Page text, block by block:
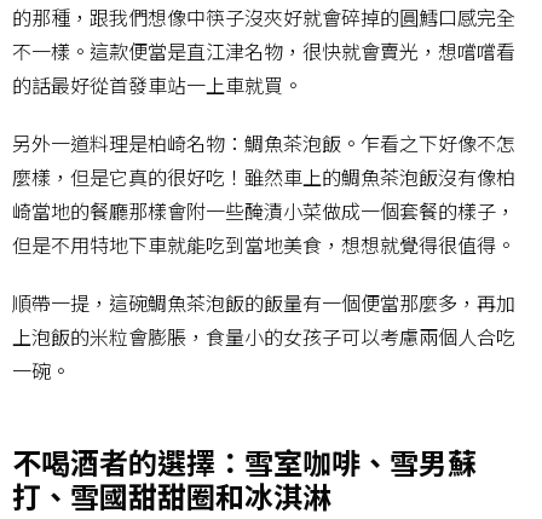
的那種，跟我們想像中筷子沒夾好就會碎掉的圓鱈口感完全
不一樣。這款便當是直江津名物，很快就會賣光，想嚐嚐看
的話最好從首發車站一上車就買。
另外一道料理是柏崎名物：鯛魚茶泡飯。乍看之下好像不怎
麼樣，但是它真的很好吃！雖然車上的鯛魚茶泡飯沒有像柏
崎當地的餐廳那樣會附一些醃漬小菜做成一個套餐的樣子，
但是不用特地下車就能吃到當地美食，想想就覺得很值得。
順帶一提，這碗鯛魚茶泡飯的飯量有一個便當那麼多，再加
上泡飯的米粒會膨脹，食量小的女孩子可以考慮兩個人合吃
一碗。
不喝酒者的選擇：雪室咖啡、雪男蘇
打、雪國甜甜圈和冰淇淋